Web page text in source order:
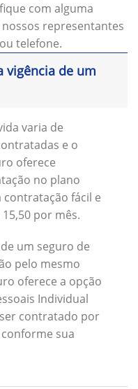
com alguma
representantes
telefone.
vigência de um
varia de
e o
oferece
no plano
fácil e
por mês.
um seguro de
pelo mesmo
oferece a opção
Individual
contratado por
sua